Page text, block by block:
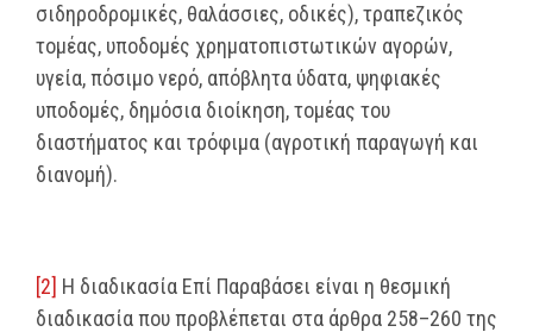
σιδηροδρομικές, θαλάσσιες, οδικές), τραπεζικός
τομέας, υποδομές χρηματοπιστωτικών αγορών,
υγεία, πόσιμο νερό, απόβλητα ύδατα, ψηφιακές
υποδομές, δημόσια διοίκηση, τομέας του
διαστήματος και τρόφιμα (αγροτική παραγωγή και
διανομή).
[2] Η διαδικασία Επί Παραβάσει είναι η θεσμική
διαδικασία που προβλέπεται στα άρθρα 258–260 της